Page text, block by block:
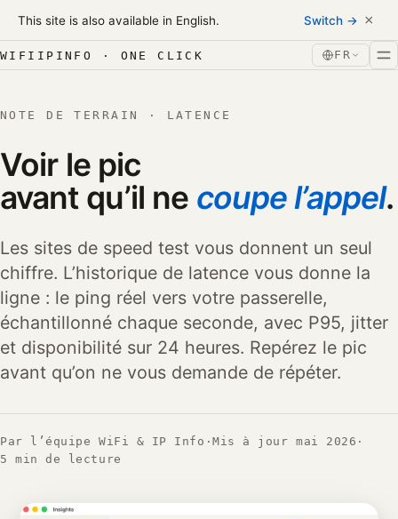
This site is also available in English. Switch → ×
Aller au contenu
WIFIIPINFO · ONE CLICK FR
NOTE DE TERRAIN · LATENCE
Voir le pic
avant qu’il ne coupe l’appel.
Les sites de speed test vous donnent un seul
chiffre. L’historique de latence vous donne la
ligne : le ping réel vers votre passerelle,
échantillonné chaque seconde, avec P95, jitter
et disponibilité sur 24 heures. Repérez le pic
avant qu’on ne vous demande de répéter.
Par l’équipe WiFi & IP Info ·Mis à jour mai 2026 ·
5 min de lecture